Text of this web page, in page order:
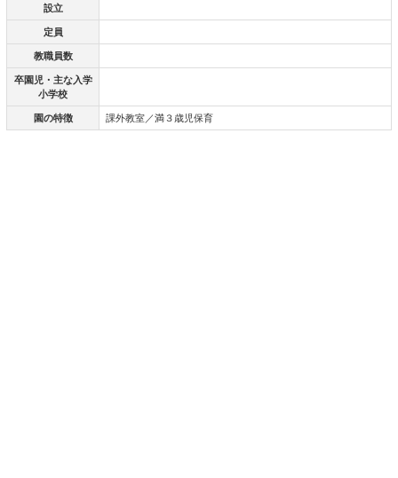
設立
定員
教職員数
卒園児・主な入学
小学校
園の特徴
課外教室／満３歳児保育